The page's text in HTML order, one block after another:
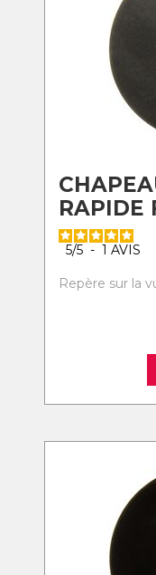
RAPIDE
5/5 - 1 AVIS
Repère sur la